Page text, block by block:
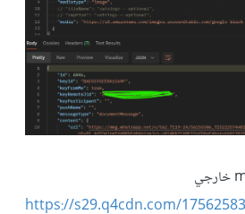
https://s29.q4cdn.com/